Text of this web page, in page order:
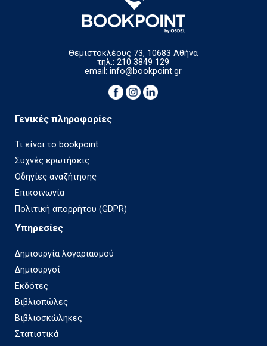
Θεμιστοκλέους 73, 10683 Αθήνα
τηλ.: 210 3849 129
email:info@bookpoint.gr
Γενικές πληροφορίες
Τι είναι το bookpoint
Συχνές ερωτήσεις
Οδηγίες αναζήτησης
Επικοινωνία
Πολιτική απορρήτου (GDPR)
Υπηρεσίες
Δημιουργία λογαριασμού
Δημιουργοί
Εκδότες
Βιβλιοπώλες
Βιβλιοσκώληκες
Στατιστικά